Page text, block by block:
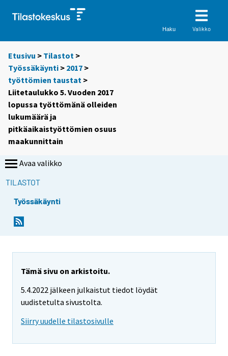
Haku Valikko
Etusivu > Tilastot >
Työssäkäynti > 2017 >
työttömien taustat >
Liitetaulukko 5. Vuoden 2017
lopussa työttömänä olleiden
lukumäärä ja
pitkäaikaistyöttömien osuus
maakunnittain
Avaa valikko
TILASTOT
Työssäkäynti
Tämä sivu on arkistoitu.
5.4.2022 jälkeen julkaistut tiedot löydät
uudistetulta sivustolta.
Siirry uudelle tilastosivulle